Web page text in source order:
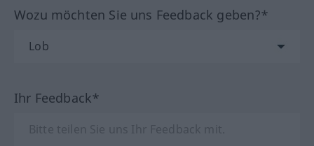
Wozu möchten Sie uns Feedback geben?*
Ihr Feedback*